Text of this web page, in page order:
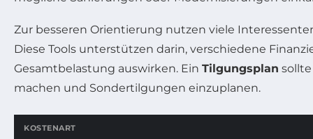
Zur besseren Orientierung nutzen viele
Diese Tools unterstützen darin, verschiedene
Gesamtbelastung auswirken. Ein Tilgungsplan
machen und Sondertilgungen einzuplanen.
KOSTENART